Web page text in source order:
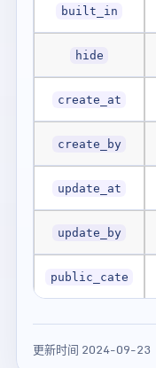
built_in
hide
create_at
create_by
update_at
update_by
public_cate
更新时间 2024-09-23